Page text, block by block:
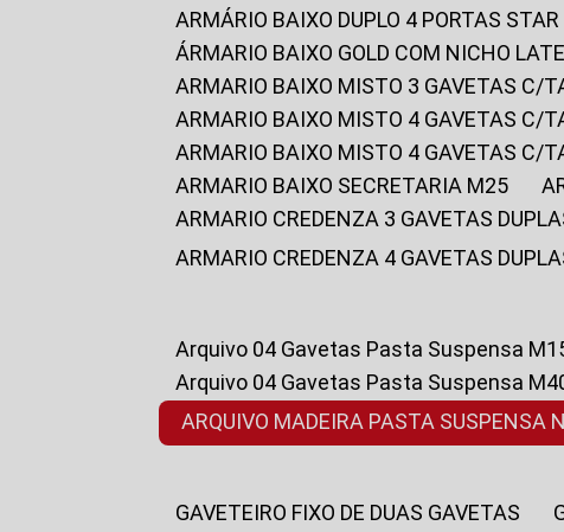
ARMÁRIO BAIXO DUPLO 4 PORTAS
ÁRMARIO BAIXO GOLD COM NICHO
ARMARIO BAIXO MISTO 3 GAVETAS C/
ARMARIO BAIXO MISTO 4 GAVETAS
ARMARIO BAIXO MISTO 4 GAVETAS C/
ARMARIO BAIXO SECRETARIA M25
ARMARIO CREDENZA 3 GAVETAS
ARMARIO CREDENZA 4 GAVETAS
Arquivo 04 Gavetas Pasta Suspensa
Arquivo 04 Gavetas Pasta Suspensa
ARQUIVO MADEIRA PASTA SUSPENSA
GAVETEIRO FIXO DE DUAS GAVETAS